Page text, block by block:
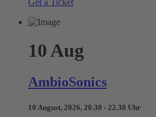
10 Aug
AmbioSonics
10 August, 2026, 20.30 - 22.30 Uhr